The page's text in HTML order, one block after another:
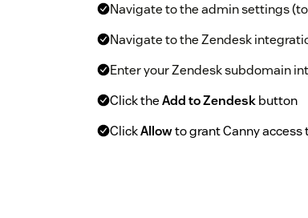
Navigate to the admin settings
Navigate to the Zendesk
Enter your Zendesk subdomain
Click theAdd to Zendeskbutton
ClickAllowto grant Canny